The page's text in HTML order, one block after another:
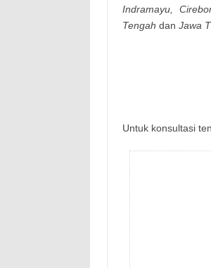
Іndrаmауu,
Tengah dan Jawa
Untuk kоnsultаsі